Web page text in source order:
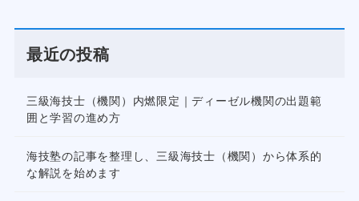
最近の投稿
三級海技士（機関）内燃限定｜ディーゼル機関の出題範
囲と学習の進め方
海技塾の記事を整理し、三級海技士（機関）から体系的
な解説を始めます